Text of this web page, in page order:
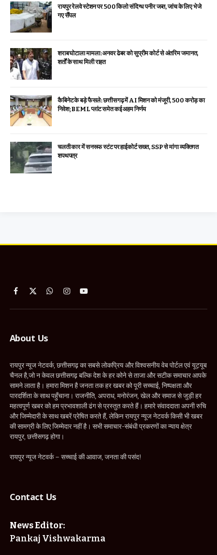
रायपुर रेलवे स्टेशन पर 500 किलो संदिग्ध पनीर जब्त, जांच के लिए भेजे
गए सैंपल
शराब घोटाला मामला: अनवर ढेबर को सुप्रीम कोर्ट से अंतरिम जमानत,
शर्तों के साथ मिली राहत
कैबिनेट के बड़े फैसले: छत्तीसगढ़ में AI मिशन को मंजूरी, 500 करोड़ का
निवेश; BEML प्लांट समेत कई अहम निर्णय
चलती कार में सनरूफ स्टंट पर हाईकोर्ट सख्त, SSP से मांगा व्यक्तिगत
शपथपत्र
Facebook
X
WhatsApp
InstagramYouTube
About Us
रायपुर न्यूज नेटवर्क, छत्तीसगढ़ का सबसे लोकप्रिय और विश्वसनीय वेब पोर्टल एवं यूट्यूब
चैनल है,जो न केवल छत्तीसगढ़ बल्कि देश के हर कोने से ताजा और सटीक समाचार आपके
सामने लाता है। हमारा मिशन है जनता तक हर खबर को पूरी सच्चाई, निष्पक्षता और
पारदर्शिता के साथ पहुँचाना। राजनीति, अपराध, मनोरंजन, खेल और समाज से जुड़ी हर
महत्वपूर्ण खबर को हम प्रभावशाली ढंग से प्रस्तुत करते हैं। हमारे संवाददाता अपनी रुचि
और जिम्मेदारी के साथ खबरें प्रेषित करते हैं, लेकिन रायपुर न्यूज नेटवर्क किसी भी खबर
की सामग्री के लिए जिम्मेदार नहीं है। सभी समाचार-संबंधी प्रकरणों का न्याय क्षेत्र
रायपुर, छत्तीसगढ़ होगा।
रायपुर न्यूज नेटवर्क – सच्चाई की आवाज, जनता की पसंद!
Contact Us
News Editor:
Pankaj Vishwakarma